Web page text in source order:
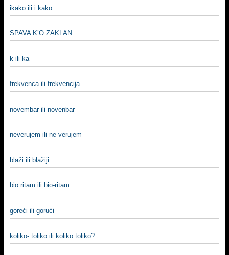
ikako ili i kako
SPAVA K’O ZAKLAN
k ili ka
frekvenca ili frekvencija
novembar ili novenbar
neverujem ili ne verujem
blaži ili blažiji
bio ritam ili bio-ritam
goreći ili gorući
koliko- toliko ili koliko toliko?